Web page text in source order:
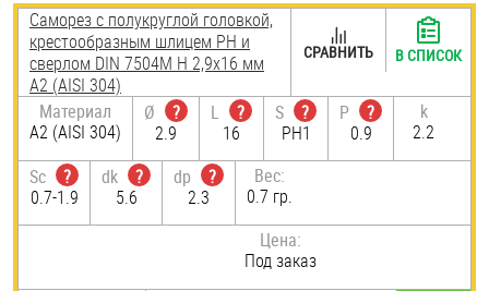
Саморез с полукруглой головкой,
крестообразным шлицем PH и
сверлом DIN 7504M H 2,9х16 мм
А2 (AISI 304)
Материал
А2 (AISI 304)
Ø
?
2.9
L
?
16
S
?
PH1
P
?
0.9
k
2.2
Sc
?
0.7-1.9
dk
?
5.6
dp
?
2.3
Вес:
0.7 гр.
Цена:
Под заказ
СРАВНИТЬ В СПИСОК